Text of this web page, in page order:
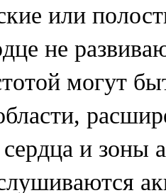
или
не
могут
и зоны